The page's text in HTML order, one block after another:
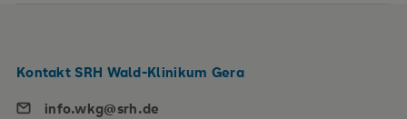
Kontakt SRH Wald-Klinikum Gera
info.wkg@srh.de